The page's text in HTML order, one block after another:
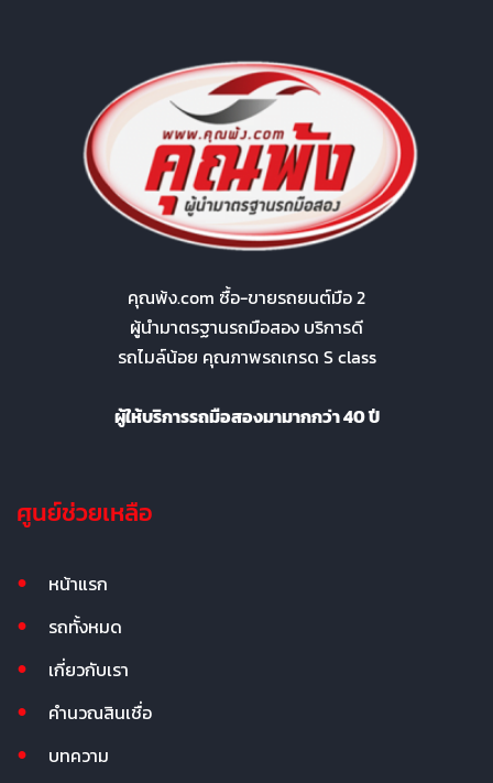
คุณพ้ง.com ซื้อ-ขายรถยนต์มือ 2
ผู้นำมาตรฐานรถมือสอง บริการดี
รถไมล์น้อย คุณภาพรถเกรด S class
ผู้ให้บริการรถมือสองมามากกว่า 40 ปี
ศูนย์ช่วยเหลือ
หน้าแรก
รถทั้งหมด
เกี่ยวกับเรา
คำนวณสินเชื่อ
บทความ